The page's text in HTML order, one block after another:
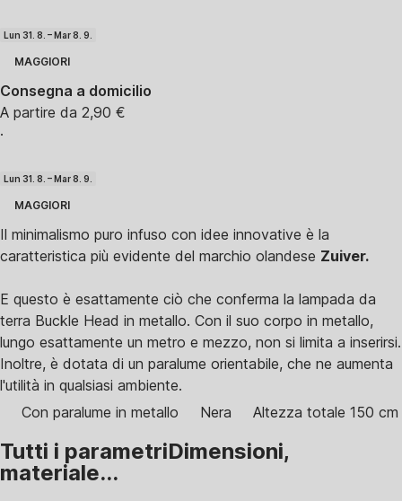
Lun 31. 8. – Mar 8. 9.
MAGGIORI
Consegna a domicilio
A partire da 2,90 €
·
Lun 31. 8. – Mar 8. 9.
MAGGIORI
Il minimalismo puro infuso con idee innovative è la
caratteristica più evidente del marchio olandese Zuiver.
E questo è esattamente ciò che conferma la lampada da
terra Buckle Head in metallo. Con il suo corpo in metallo,
lungo esattamente un metro e mezzo, non si limita a inserirsi.
Inoltre, è dotata di un paralume orientabile, che ne aumenta
l'utilità in qualsiasi ambiente.
Con paralume in metallo
Nera Altezza totale 150 cm
Tutti i parametriDimensioni,
materiale...